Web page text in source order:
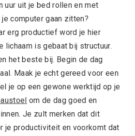
uur uit je bed rollen en met
computer gaan zitten?
erg productief word je hier
lichaam is gebaat bij structuur.
het beste bij. Begin de dag
Maak je echt gereed voor een
je op een gewone werktijd op je
om de dag goed en
Je zult merken dat dit
je productiviteit en voorkomt dat